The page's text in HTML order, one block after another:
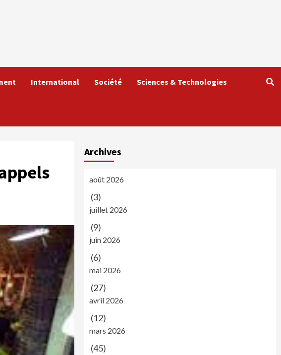
International Société Sciences & Technologies
Archives
août 2026
(3)
juillet 2026
(9)
juin 2026
(6)
mai 2026
(27)
avril 2026
(12)
mars 2026
(45)